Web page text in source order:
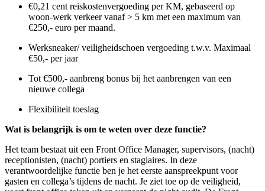
€0,21 cent reiskostenvergoeding per KM, gebaseerd op
woon-werk verkeer vanaf > 5 km met een maximum van
€250,- euro per maand.
Werksneaker/ veiligheidschoen vergoeding t.w.v. Maximaal
€50,- per jaar
Tot €500,- aanbreng bonus bij het aanbrengen van een
nieuwe collega
Flexibiliteit toeslag
Wat is belangrijk is om te weten over deze functie?
Het team bestaat uit een Front Office Manager, supervisors, (nacht)
receptionisten, (nacht) portiers en stagiaires. In deze
verantwoordelijke functie ben je het eerste aanspreekpunt voor
gasten en collega’s tijdens de nacht. Je ziet toe op de veiligheid,